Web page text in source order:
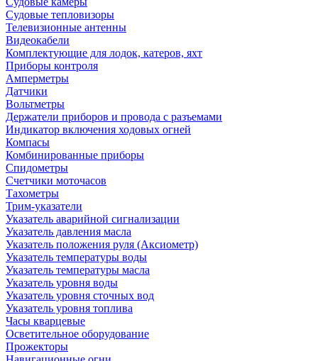
Cудовые тепловизоры
Телевизионные антенны
Видеокабели
Комплектующие для лодок, катеров, яхт
Приборы контроля
Амперметры
Датчики
Вольтметры
Держатели приборов и провода с разъемами
Индикатор включения ходовых огней
Компасы
Комбинированные приборы
Спидометры
Счетчики моточасов
Тахометры
Трим-указатели
Указатель аварийной сигнализации
Указатель давления масла
Указатель положения руля (Аксиометр)
Указатель температуры воды
Указатель температуры масла
Указатель уровня воды
Указатель уровня сточных вод
Указатель уровня топлива
Часы кварцевые
Осветительное оборудование
Прожекторы